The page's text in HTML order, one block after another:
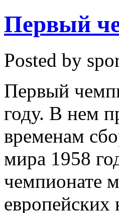
Первый
Posted by
Первый
году. В нем
временам
мира 1958
чемпионате